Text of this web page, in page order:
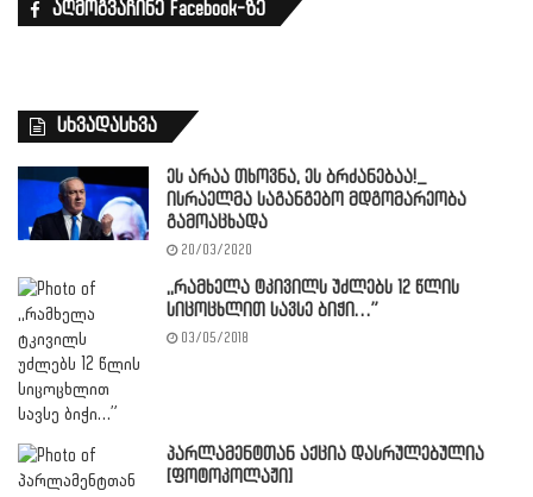
აღმოგვაჩინე Facebook-ზე
სხვადასხვა
ეს არაა თხოვნა, ეს ბრძანებაა!_
ისრაელმა საგანგებო მდგომარეობა
გამოაცხადა
20/03/2020
,,რამხელა ტკივილს უძლებს 12 წლის
სიცოცხლით სავსე ბიჭი…”
03/05/2018
პარლამენტთან აქცია დასრულებულია
[ფოტოკოლაჟი]